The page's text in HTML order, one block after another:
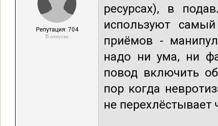
Репутация: 704
В отпуске
ресурсах), в
используют
приёмов -
надо ни ума, ни
повод включить
пор когда
не перехлёстывает